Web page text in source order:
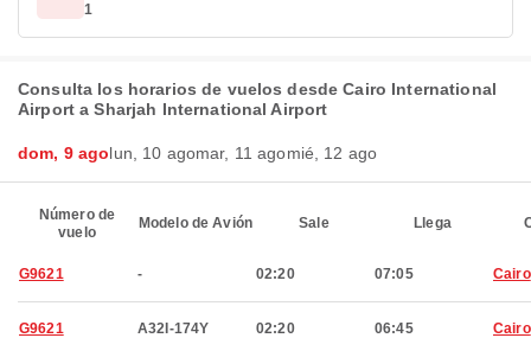
1
Consulta los horarios de vuelos desde Cairo International
Airport a Sharjah International Airport
dom, 9 agolun, 10 agomar, 11 agomié, 12 ago
Número de
vuelo
Modelo de Avión Sale Llega
G9621 - 02:20 07:05 Cairo
G9621 A32I-174Y 02:20 06:45 Cairo